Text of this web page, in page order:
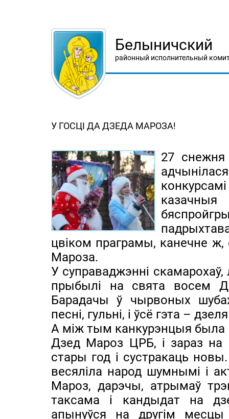
Белыничский
районный исполнительный
У ГОСЦІ ДА ДЗЕДА МАРОЗА!
27 снежня
цвіком праграмы, канечне
Мароза.
У суправаджэнні скамарохаў,
прыбылі на свята восем
Барадачы ў чырвоных
песні, гульні, і ўсё гэта –
А між тым канкурэнцыя была
Дзед Мароз ЦРБ, і зараз на
стары год і сустракаць
весяліла народ шумнымі і
Мароз, дарэчы, атрымаў
таксама і кандыдат на
апынуўся на другім